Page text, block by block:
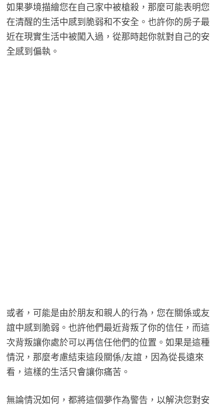
如果夢境描繪您在自己家中被槍殺，那麼可能表明您
在清醒的生活中感到脆弱和不安全。也許你的房子最
近在現實生活中被闖入過，從那時起你就對自己的安
全感到偏執。
或者，可能是由於朋友和親人的行為，您在關係或友
誼中感到脆弱。也許他們最近背叛了你的信任，而這
次背叛讓你處於可以再信任他們的位置。如果是這種
情況，那麼考慮結束這段關係/友誼，因為從長遠來
看，這樣的生活只會讓你痛苦。
無論情況如何，都將這個夢作為警告，以解決您對安